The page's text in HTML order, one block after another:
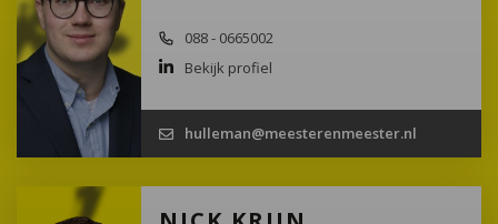
088 - 0665002
Bekijk profiel
hulleman@meesterenmeester.nl